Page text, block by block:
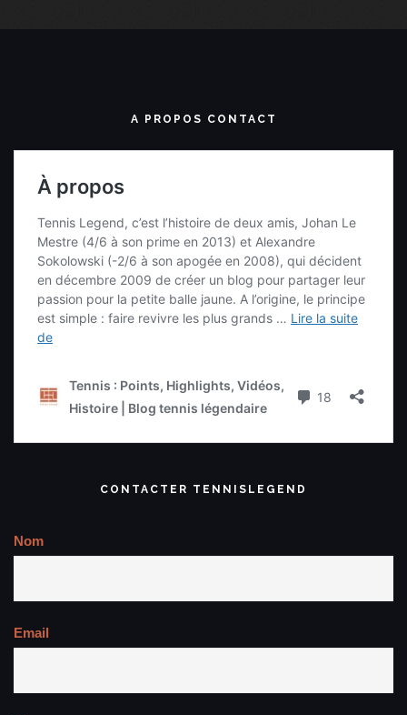
A PROPOS CONTACT
CONTACTER TENNISLEGEND
Nom
Email